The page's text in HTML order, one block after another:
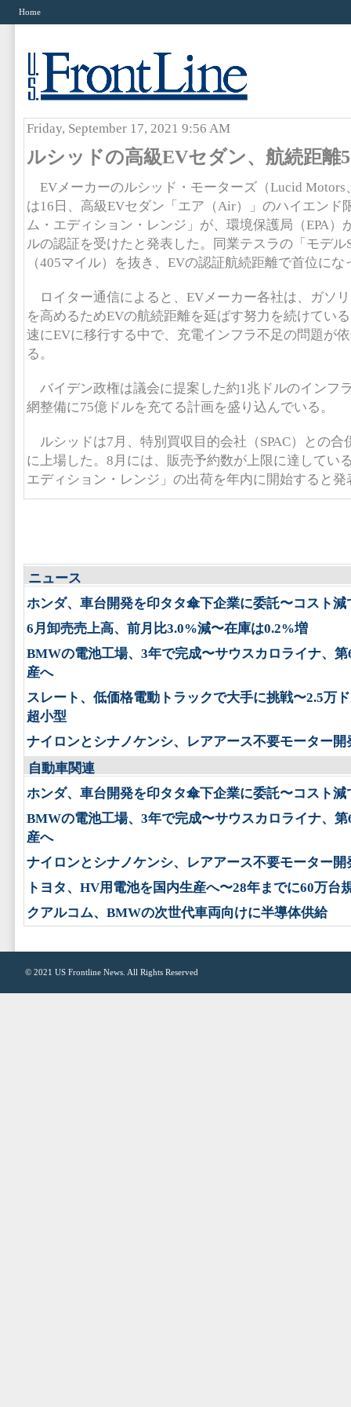
Home
Friday, September 17, 2021 9:56 AM
ルシッドの高級EVセダン、航続距離
EVメーカーのルシッド・モーターズ（Lucid Motors
は16日、高級EVセダン「エア（Air）」のハイエンド
ム・エディション・レンジ」が、環境保護局（EPA）
ルの認証を受けたと発表した。同業テスラの「モデル
（405マイル）を抜き、EVの認証航続距離で首位にな
ロイター通信によると、EVメーカー各社は、ガソ
を高めるためEVの航続距離を延ばす努力を続けてい
速にEVに移行する中で、充電インフラ不足の問題が
る。
バイデン政権は議会に提案した約1兆ドルのインフ
網整備に75億ドルを充てる計画を盛り込んでいる。
ルシッドは7月、特別買収目的会社（SPAC）との合
に上場した。8月には、販売予約数が上限に達してい
エディション・レンジ」の出荷を年内に開始すると発
ニュース
ホンダ、車台開発を印タタ傘下企業に委託〜コスト減
6月卸売売上高、前月比3.0%減〜在庫は0.2%増
BMWの電池工場、3年で完成〜サウスカロライナ、第
産へ
スレート、低価格電動トラックで大手に挑戦〜2.5万
超小型
ナイロンとシナノケンシ、レアアース不要モーター開
自動車関連
ホンダ、車台開発を印タタ傘下企業に委託〜コスト減
BMWの電池工場、3年で完成〜サウスカロライナ、第
産へ
ナイロンとシナノケンシ、レアアース不要モーター開
トヨタ、HV用電池を国内生産へ〜28年までに60万台
クアルコム、BMWの次世代車両向けに半導体供給
© 2021 US Frontline News . All Rights Reserved